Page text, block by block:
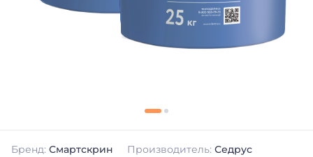
Бренд: Смартскрин Производитель: Седрус